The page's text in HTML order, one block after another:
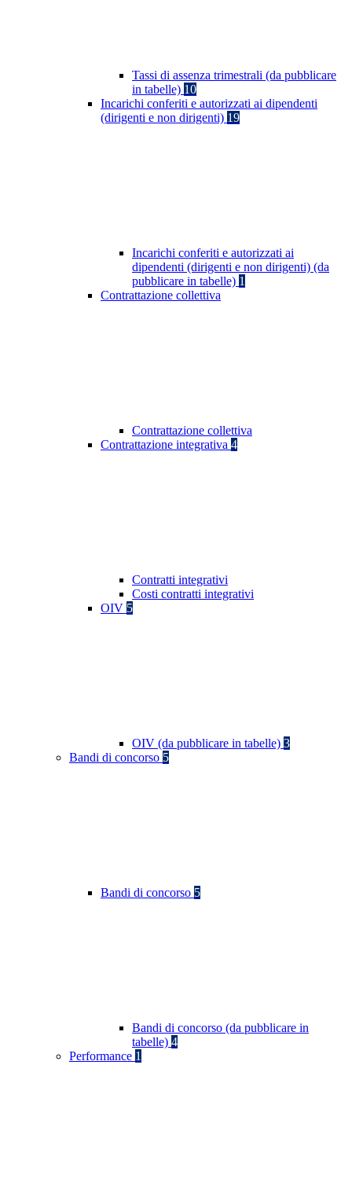
Tassi di assenza trimestrali (da pubblicare
in tabelle) 10
Incarichi conferiti e autorizzati ai dipendenti
(dirigenti e non dirigenti) 19
Incarichi conferiti e autorizzati ai
dipendenti (dirigenti e non dirigenti) (da
pubblicare in tabelle) 1
Contrattazione collettiva
Contrattazione collettiva
Contrattazione integrativa 4
Contratti integrativi
Costi contratti integrativi
OIV 5
OIV (da pubblicare in tabelle) 3
Bandi di concorso 5
Bandi di concorso 5
Bandi di concorso (da pubblicare in
tabelle) 4
Performance 1